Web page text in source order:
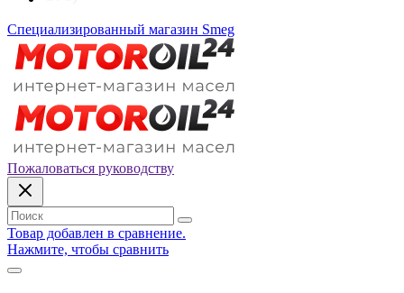
Специализированный магазин Smeg
Пожаловаться руководству
Товар добавлен в сравнение.
Нажмите, чтобы сравнить